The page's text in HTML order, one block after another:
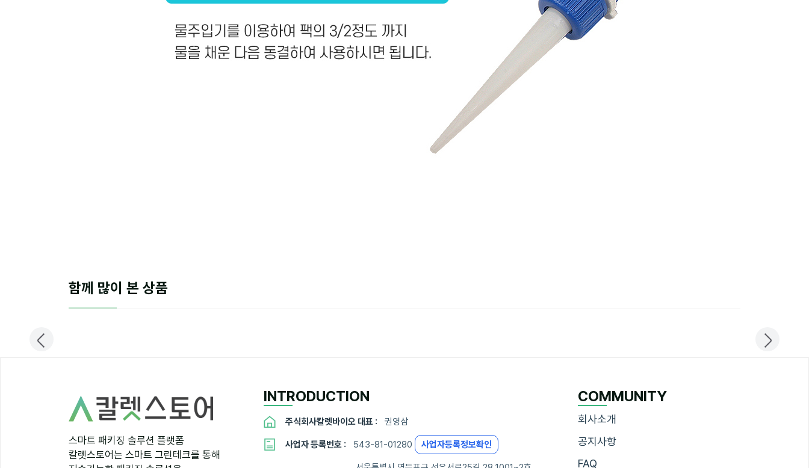
함께 많이 본 상품
스마트 패키징 솔루션 플랫폼
칼렛스토어는 스마트 그린테크를 통해
INTRODUCTION
주식회사칼렛바이오 대표 : 권영삼
사업자 등록번호 : 543-81-01280 사업자등록정보확인
COMMUNITY
회사소개
공지사항
FAQ